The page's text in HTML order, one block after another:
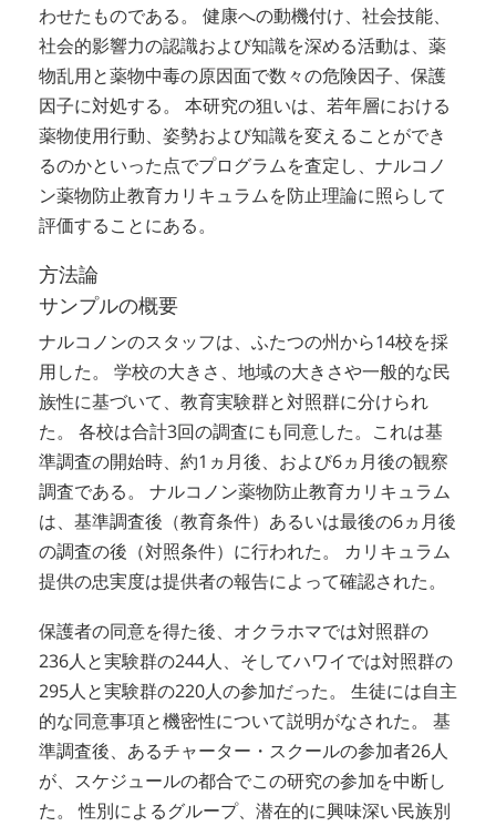
わせたものである。 健康への動機付け、社会技能、
社会的影響力の認識および知識を深める活動は、薬
物乱用と薬物中毒の原因面で数々の危険因子、保護
因子に対処する。 本研究の狙いは、若年層における
薬物使用行動、姿勢および知識を変えることができ
るのかといった点でプログラムを査定し、ナルコノ
ン薬物防止教育カリキュラムを防止理論に照らして
評価することにある。
方法論
サンプルの概要
ナルコノンのスタッフは、ふたつの州から14校を採
用した。 学校の大きさ、地域の大きさや一般的な民
族性に基づいて、教育実験群と対照群に分けられ
た。 各校は合計3回の調査にも同意した。これは基
準調査の開始時、約1ヵ月後、および6ヵ月後の観察
調査である。 ナルコノン薬物防止教育カリキュラム
は、基準調査後（教育条件）あるいは最後の6ヵ月後
の調査の後（対照条件）に行われた。 カリキュラム
提供の忠実度は提供者の報告によって確認された。
保護者の同意を得た後、オクラホマでは対照群の
236人と実験群の244人、そしてハワイでは対照群の
295人と実験群の220人の参加だった。 生徒には自主
的な同意事項と機密性について説明がなされた。 基
準調査後、あるチャーター・スクールの参加者26人
が、スケジュールの都合でこの研究の参加を中断し
た。 性別によるグループ、潜在的に興味深い民族別